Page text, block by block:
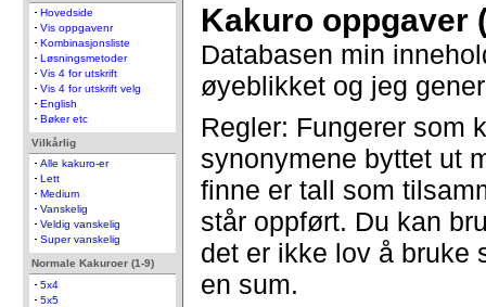
Hovedside
Vis oppgavenr
Kombinasjonsliste
Løsningsmetoder
Vis 4 for utskrift
Vis 4 for utskrift velg
English
Bøker etc
Vilkårlig
Alle kakuro-er
Lett
Medium
Vanskelig
Veldig vanskelig
Super vanskelig
Normale Kakuroer (1-9)
5x4
5x5
Kakuro oppgaver
Databasen min
øyeblikket og jeg
Regler: Fungerer som
synonymene byttet ut
finne er tall som
står oppført. Du kan
det er ikke lov å bruke
en sum.